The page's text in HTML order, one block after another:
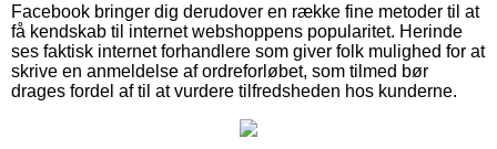
Facebook bringer dig derudover en række fine metoder til at
få kendskab til internet webshoppens popularitet. Herinde
ses faktisk internet forhandlere som giver folk mulighed for at
skrive en anmeldelse af ordreforløbet, som tilmed bør
drages fordel af til at vurdere tilfredsheden hos kunderne.